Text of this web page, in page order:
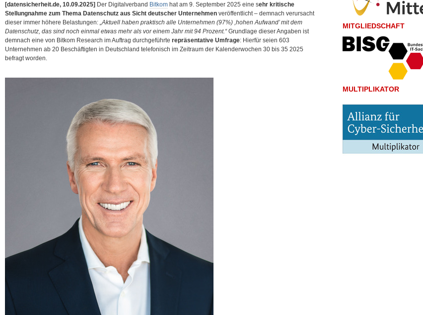
[datensicherheit.de, 10.09.2025] Der Digitalverband Bitkom hat am 9. September 2025 eine sehr kritische
Stellungnahme zum Thema Datenschutz aus Sicht deutscher Unternehmen veröffentlicht – demnach verursacht
dieser immer höhere Belastungen: „Aktuell haben praktisch alle Unternehmen (97%) ,hohen Aufwand’ mit dem
Datenschutz, das sind noch einmal etwas mehr als vor einem Jahr mit 94 Prozent.“Grundlage dieser Angaben ist
demnach eine von Bitkom Research im Auftrag durchgeführte repräsentative Umfrage: Hierfür seien 603
Unternehmen ab 20 Beschäftigten in Deutschland telefonisch im Zeitraum der Kalenderwochen 30 bis 35 2025
befragt worden.
MITGLIEDSCHAFT
MULTIPLIKATOR